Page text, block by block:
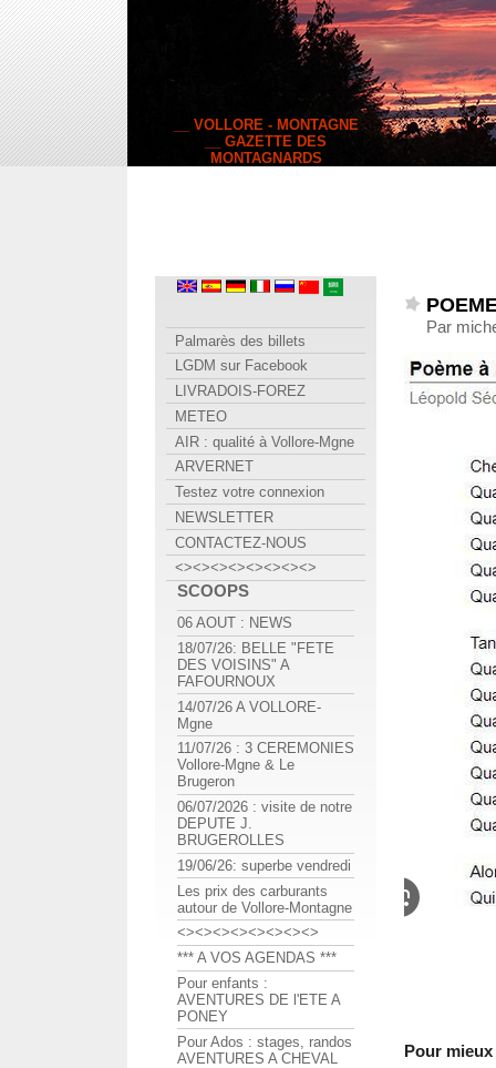
__ VOLLORE - MONTAGNE
__ GAZETTE DES
MONTAGNARDS
Par
Pour
Palmarès des billets
LGDM sur Facebook
LIVRADOIS-FOREZ
METEO
AIR : qualité à Vollore-Mgne
ARVERNET
Testez votre connexion
NEWSLETTER
CONTACTEZ-NOUS
<><><><><><><><>
SCOOPS
06 AOUT : NEWS
18/07/26: BELLE "FETE
DES VOISINS" A
FAFOURNOUX
14/07/26 A VOLLORE-
Mgne
11/07/26 : 3 CEREMONIES
Vollore-Mgne & Le
Brugeron
06/07/2026 : visite de notre
DEPUTE J.
BRUGEROLLES
19/06/26: superbe vendredi
Les prix des carburants
autour de Vollore-Montagne
<><><><><><><><>
*** A VOS AGENDAS ***
Pour enfants :
AVENTURES DE l'ETE A
PONEY
Pour Ados : stages, randos
AVENTURES A CHEVAL